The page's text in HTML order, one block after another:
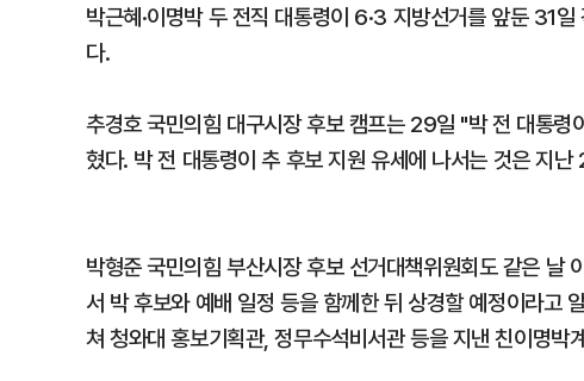
박근혜·이명박 두 전직 대통령이 6·3 지방선거를 앞둔 31
다.
추경호 국민의힘 대구시장 후보 캠프는 29일 "박 전 대통
혔다. 박 전 대통령이 추 후보 지원 유세에 나서는 것은 지
박형준 국민의힘 부산시장 후보 선거대책위원회도 같은 날
서 박 후보와 예배 일정 등을 함께한 뒤 상경할 예정이라고
쳐 청와대 홍보기획관, 정무수석비서관 등을 지낸 친이명박